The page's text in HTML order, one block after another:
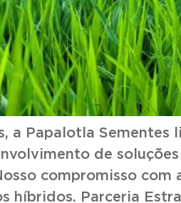
a Papalotla
de
compromisso com
híbridos. Parceria